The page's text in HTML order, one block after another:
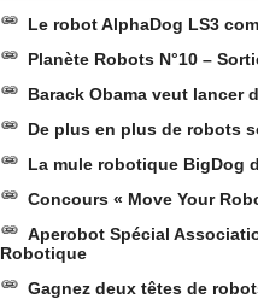
Le robot AlphaDog LS3
Planète Robots N°10 –
Barack Obama veut lancer
De plus en plus de robots
La mule robotique BigDog
Concours « Move Your
Aperobot Spécial
Robotique
Gagnez deux têtes de